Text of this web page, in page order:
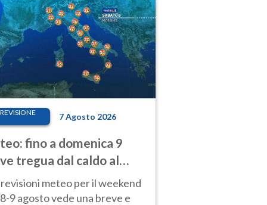
7 Agosto 2026
fino a domenica 9
tregua dal caldo al
Altrove calura e afa
meteo per il weekend
9 agosto vede una breve e